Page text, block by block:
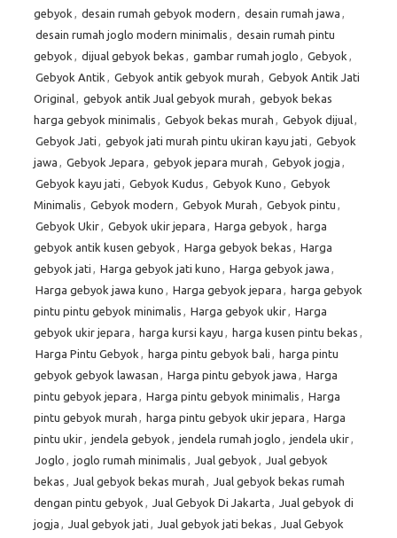
gebyok , desain rumah gebyok modern , desain rumah jawa ,
desain rumah joglo modern minimalis , desain rumah pintu
gebyok , dijual gebyok bekas , gambar rumah joglo , Gebyok ,
Gebyok Antik , Gebyok antik gebyok murah , Gebyok Antik Jati
Original, gebyok antik Jual gebyok murah , gebyok bekas
harga gebyok minimalis , Gebyok bekas murah , Gebyok dijual,
Gebyok Jati , gebyok jati murah pintu ukiran kayu jati , Gebyok
jawa , Gebyok Jepara , gebyok jepara murah , Gebyok jogja ,
Gebyok kayu jati , Gebyok Kudus , Gebyok Kuno , Gebyok
Minimalis , Gebyok modern , Gebyok Murah , Gebyok pintu ,
Gebyok Ukir, Gebyok ukir jepara , Harga gebyok , harga
gebyok antik kusen gebyok , Harga gebyok bekas , Harga
gebyok jati , Harga gebyok jati kuno , Harga gebyok jawa ,
Harga gebyok jawa kuno , Harga gebyok jepara , harga gebyok
pintu pintu gebyok minimalis , Harga gebyok ukir, Harga
gebyok ukir jepara , harga kursi kayu , harga kusen pintu bekas ,
Harga Pintu Gebyok , harga pintu gebyok bali , harga pintu
gebyok gebyok lawasan , Harga pintu gebyok jawa , Harga
pintu gebyok jepara , Harga pintu gebyok minimalis , Harga
pintu gebyok murah , harga pintu gebyok ukir jepara , Harga
pintu ukir, jendela gebyok , jendela rumah joglo , jendela ukir,
Joglo , joglo rumah minimalis , Jual gebyok , Jual gebyok
bekas , Jual gebyok bekas murah , Jual gebyok bekas rumah
dengan pintu gebyok , Jual Gebyok Di Jakarta , Jual gebyok di
jogja , Jual gebyok jati , Jual gebyok jati bekas , Jual Gebyok